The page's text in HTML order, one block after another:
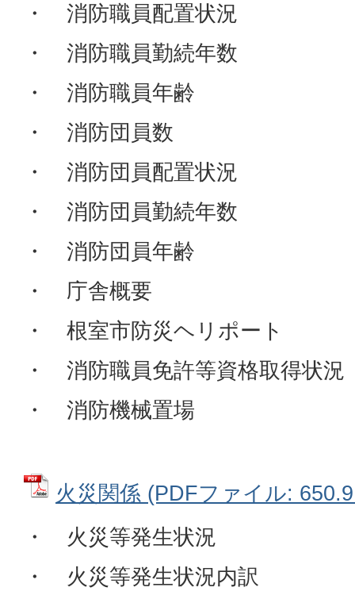
・ 消防職員配置状況
・ 消防職員勤続年数
・ 消防職員年齢
・ 消防団員数
・ 消防団員配置状況
・ 消防団員勤続年数
・ 消防団員年齢
・ 庁舎概要
・ 根室市防災ヘリポート
・ 消防職員免許等資格取得状況
・ 消防機械置場
火災関係 (PDFファイル:
・ 火災等発生状況
・ 火災等発生状況内訳